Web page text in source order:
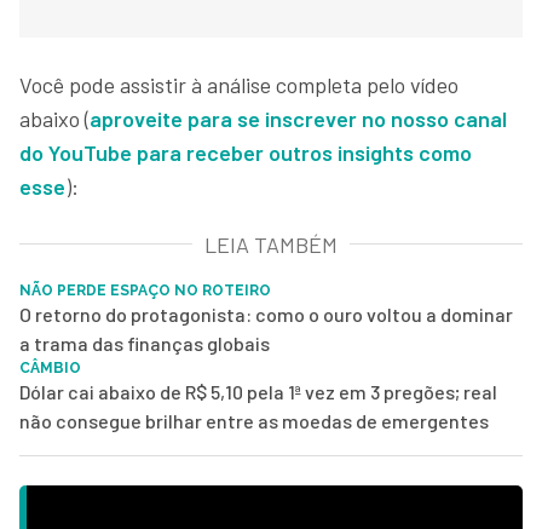
Você pode assistir à análise completa pelo vídeo
abaixo (aproveite para se inscrever no nosso canal
do YouTube para receber outros insights como
esse):
LEIA TAMBÉM
NÃO PERDE ESPAÇO NO ROTEIRO
O retorno do protagonista: como o ouro voltou a dominar
a trama das finanças globais
CÂMBIO
Dólar cai abaixo de R$ 5,10 pela 1ª vez em 3 pregões; real
não consegue brilhar entre as moedas de emergentes